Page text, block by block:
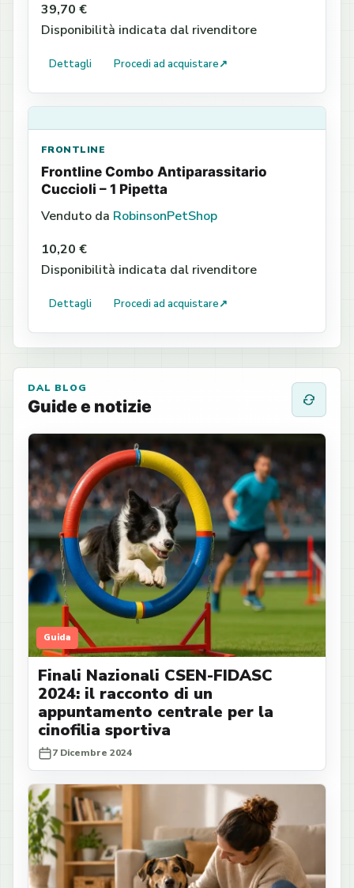
39,70 €
Disponibilità indicata dal rivenditore
Dettagli Procedi ad acquistare↗
FRONTLINE
Frontline Combo Antiparassitario
Cuccioli – 1 Pipetta
Venduto da RobinsonPetShop
10,20 €
Disponibilità indicata dal rivenditore
Dettagli Procedi ad acquistare↗
DAL BLOG
Guide e notizie
Guida
Finali Nazionali CSEN-FIDASC
2024: il racconto di un
appuntamento centrale per la
cinofilia sportiva
7 Dicembre 2024